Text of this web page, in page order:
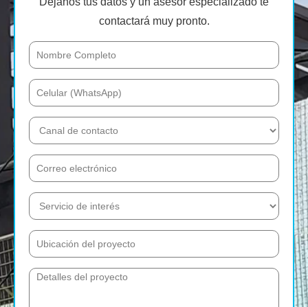
contactará muy pronto.